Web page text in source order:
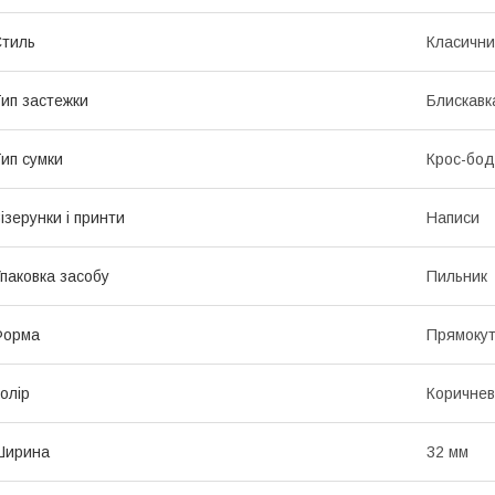
застежки
сумки Крос-
і принти Написи
засобу Пильник
32 мм